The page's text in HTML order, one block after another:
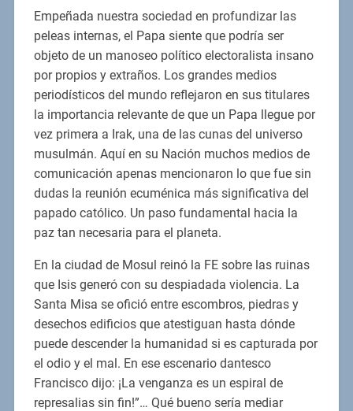
Empeñada nuestra sociedad en profundizar las
peleas internas, el Papa siente que podría ser
objeto de un manoseo político electoralista insano
por propios y extraños. Los grandes medios
periodísticos del mundo reflejaron en sus titulares
la importancia relevante de que un Papa llegue por
vez primera a Irak, una de las cunas del universo
musulmán. Aquí en su Nación muchos medios de
comunicación apenas mencionaron lo que fue sin
dudas la reunión ecuménica más significativa del
papado católico. Un paso fundamental hacia la
paz tan necesaria para el planeta.
En la ciudad de Mosul reinó la FE sobre las ruinas
que Isis generó con su despiadada violencia. La
Santa Misa se ofició entre escombros, piedras y
desechos edificios que atestiguan hasta dónde
puede descender la humanidad si es capturada por
el odio y el mal. En ese escenario dantesco
Francisco dijo: ¡La venganza es un espiral de
represalias sin fin!”… Qué bueno sería mediar